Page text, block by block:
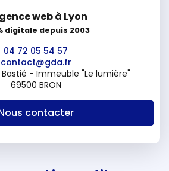
web à Lyon
digitale depuis 2003
04 72 05 54 57
contact@gda.fr
- Immeuble "Le lumière"
69500 BRON
contacter